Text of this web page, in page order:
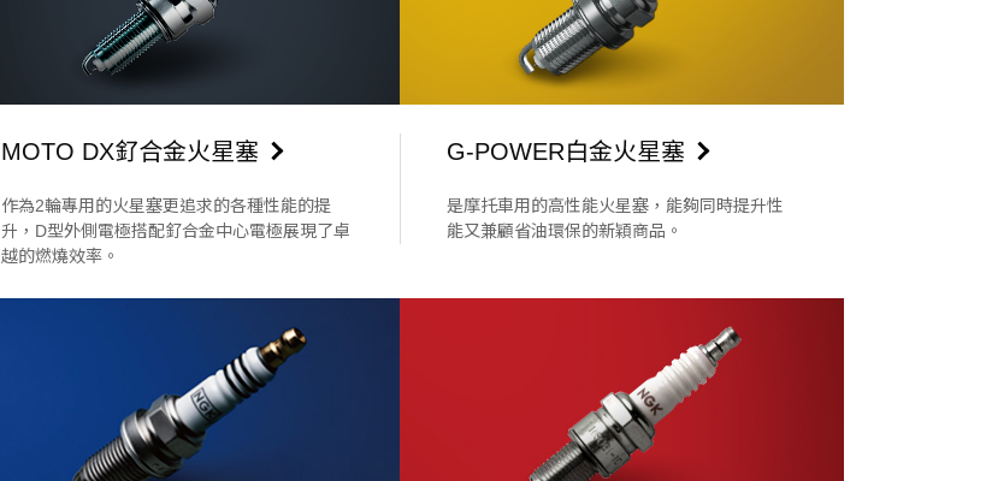
MOTO DX釕合金火星塞
作為2輪專用的火星塞更追求的各種性能的提
升，D型外側電極搭配釕合金中心電極展現了卓
越的燃燒效率。
G-POWER白金火星塞
是摩托車用的高性能火星塞，能夠同時提升性
能又兼顧省油環保的新穎商品。